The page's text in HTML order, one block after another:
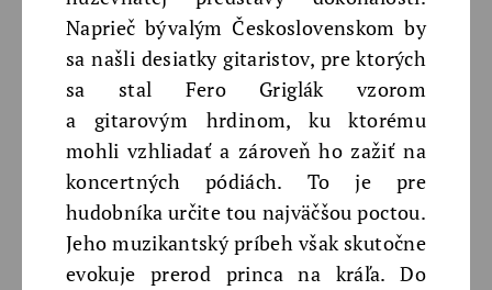
Naprieč bývalým Československom by
sa našli desiatky gitaristov, pre ktorých
sa stal Fero Griglák vzorom
a gitarovým hrdinom, ku ktorému
mohli vzhliadať a zároveň ho zažiť na
koncertných pódiách. To je pre
hudobníka určite tou najväčšou poctou.
Jeho muzikantský príbeh však skutočne
evokuje prerod princa na kráľa. Do